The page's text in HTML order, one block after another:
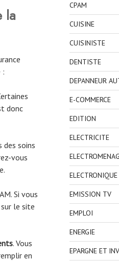
la
:
donc
des soins
vous
Si vous
le site
. Vous
en
CPAM
CUISINE
CUISINISTE
DENTISTE
DEPANNEUR
E-COMMERCE
EDITION
ELECTRICITE
EMISSION TV
EMPLOI
ENERGIE
EPARGNE ET